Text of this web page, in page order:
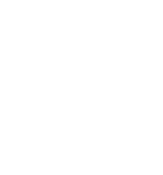
ha
rica y
al
en